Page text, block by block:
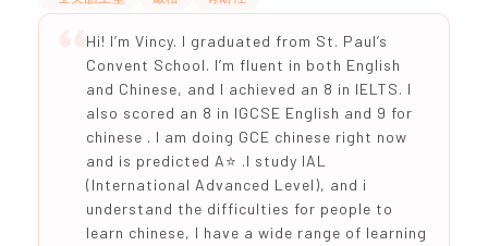
Hi! I’m Vincy. I graduated from St. Paul’s
Convent School. I’m fluent in both English
and Chinese, and I achieved an 8 in IELTS. I
also scored an 8 in IGCSE English and 9 for
chinese . I am doing GCE chinese right now
and is predicted A⭐️ .I study IAL
(International Advanced Level), and i
understand the difficulties for people to
learn chinese, I have a wide range of learning